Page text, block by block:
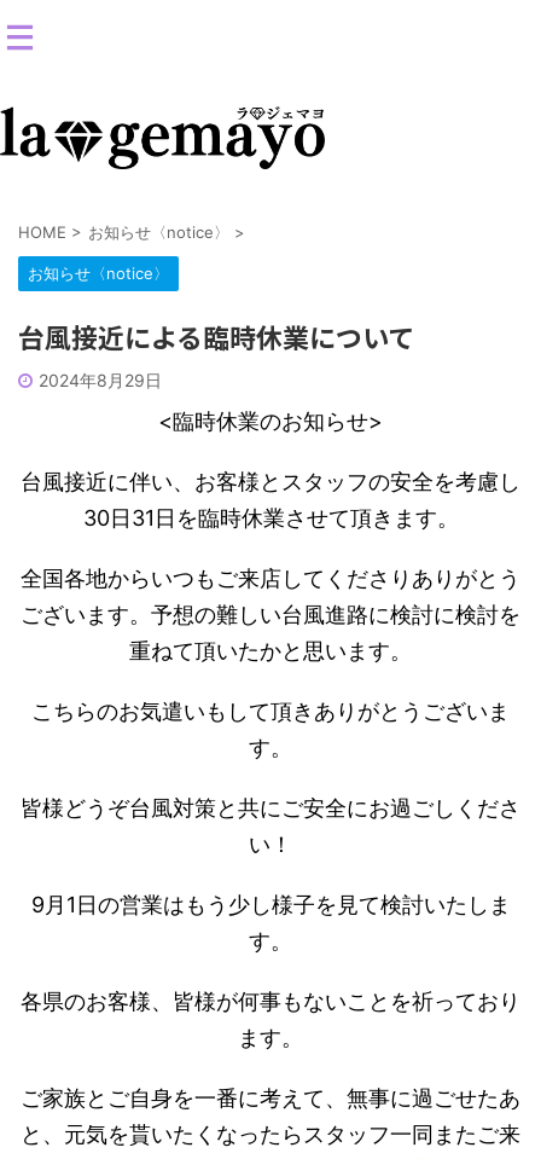
HOME > お知らせ〈notice〉 >
お知らせ〈notice〉
台風接近による臨時休業について
2024年8月29日
<臨時休業のお知らせ>
台風接近に伴い、お客様とスタッフの安全を考慮し
30日31日を臨時休業させて頂きます。
全国各地からいつもご来店してくださりありがとう
ございます。予想の難しい台風進路に検討に検討を
重ねて頂いたかと思います。
こちらのお気遣いもして頂きありがとうございま
す。
皆様どうぞ台風対策と共にご安全にお過ごしくださ
い！
9月1日の営業はもう少し様子を見て検討いたしま
す。
各県のお客様、皆様が何事もないことを祈っており
ます。
ご家族とご自身を一番に考えて、無事に過ごせたあ
と、元気を貰いたくなったらスタッフ一同またご来